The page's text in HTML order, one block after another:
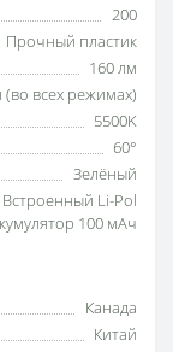
200
Прочный пластик
160 лм
всех режимах)
5500K
60°
Зелёный
Встроенный Li-Pol
100 мАч
Канада
Китай